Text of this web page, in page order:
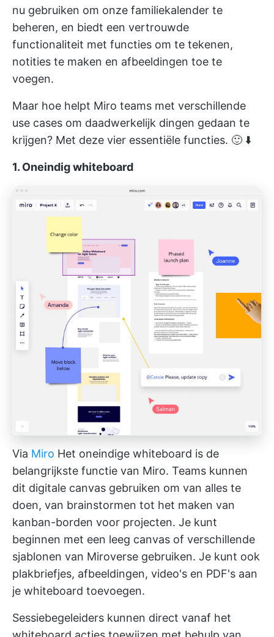
nu gebruiken om onze familiekalender te
beheren, en biedt een vertrouwde
functionaliteit met functies om te tekenen,
notities te maken en afbeeldingen toe te
voegen.
Maar hoe helpt Miro teams met verschillende
use cases om daadwerkelijk dingen gedaan te
krijgen? Met deze vier essentiële functies. 🙂 ⬇️
1. Oneindig whiteboard
Via Miro Het oneindige whiteboard is de
belangrijkste functie van Miro. Teams kunnen
dit digitale canvas gebruiken om van alles te
doen, van brainstormen tot het maken van
kanban-borden voor projecten. Je kunt
beginnen met een leeg canvas of verschillende
sjablonen van Miroverse gebruiken. Je kunt ook
plakbriefjes, afbeeldingen, video's en PDF's aan
je whiteboard toevoegen.
Sessiebegeleiders kunnen direct vanaf het